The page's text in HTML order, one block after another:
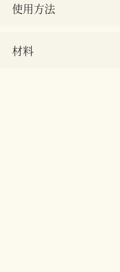
使用方法
材料